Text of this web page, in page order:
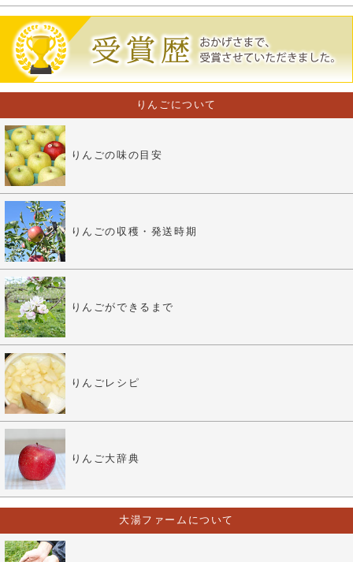
りんごについて
りんごの味の目安
りんごの収穫・発送時期
りんごができるまで
りんごレシピ
りんご大辞典
大湯ファームについて